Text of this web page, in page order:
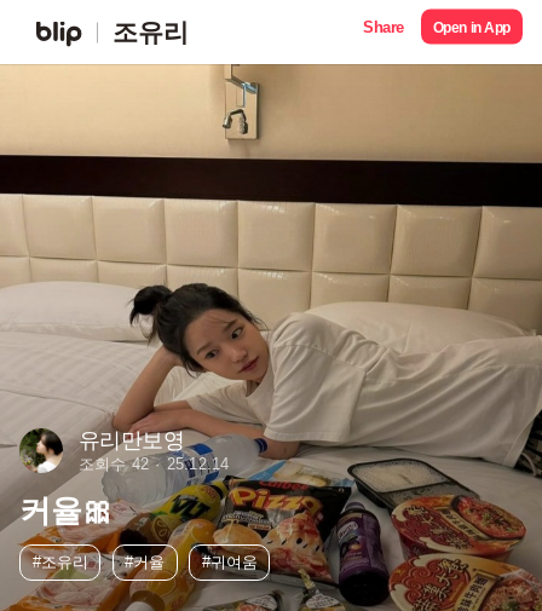
조유리 Share Open in App
유리만보영
조회수 42 25.12.14
커율🎀
#조유리 #커율 #귀여움